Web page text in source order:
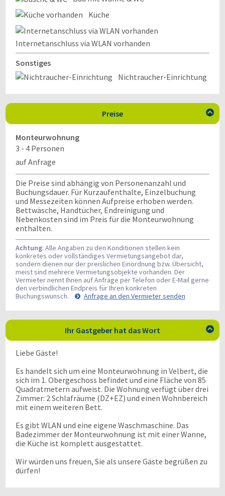
Küche
Internetanschluss via WLAN vorhanden
Sonstiges
Nichtraucher-Einrichtung
Preise 
Monteurwohnung
3 - 4 Personen
auf Anfrage
Die Preise sind abhängig von Personenanzahl und
Buchungsdauer. Für Kurzaufenthalte, Einzelbuchung
und Messezeiten können Aufpreise erhoben werden.
Bettwäsche, Handtücher, Endreinigung und
Nebenkosten sind im Preis für die Monteurwohnung
enthalten.
Achtung: Alle Angaben zu den Konditionen stellen kein
konkretes oder vollständiges Vermietungsangebot dar,
sondern dienen nur der preislichen Einordnung bzw. Übersicht,
meist sind mehrere Vermietungsobjekte vorhanden. Der
Vermieter nennt Ihnen auf Anfrage per Telefon oder E-Mail gerne
den verbindlichen Endpreis für Ihren konkreten
Buchungswunsch.
Anfrage an den Vermieter senden
Ihr Gastgeber hat das Wort 
Liebe Gäste!
Es handelt sich um eine Monteurwohnung in Velbert, die
sich im 1. Obergeschoss befindet und eine Fläche von 85
Quadratmetern aufweist. Die Wohnung verfügt über drei
Zimmer: 2 Schlafräume (DZ+EZ) und einen Wohnbereich
mit einem weiteren Bett.
Es gibt WLAN und eine eigene Waschmaschine. Das
Badezimmer der Monteurwohnung ist mit einer Wanne,
die Küche ist komplett ausgestattet.
Wir würden uns freuen, Sie als unsere Gäste begrüßen zu
dürfen!